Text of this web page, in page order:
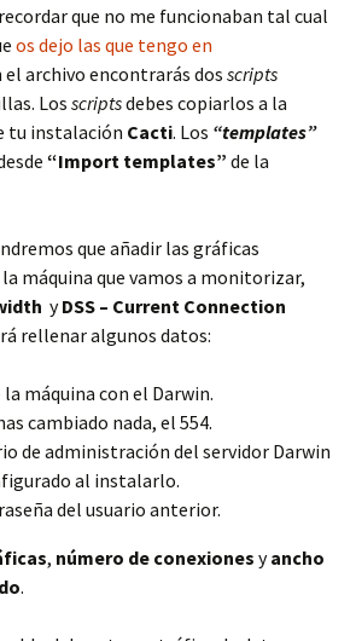
que no me funcionaban tal cual
os dejo las que tengo en
el archivo encontrarás dos scripts
Los scriptsdebes copiarlos a la
tu instalación Cacti. Los “templates”
“Import templates” de la
que añadir las gráficas
máquina que vamos a monitorizar,
yDSS – Current Connection
rellenar algunos datos:
la máquina con el Darwin.
cambiado nada, el 554.
de administración del servidor Darwin
al instalarlo.
del usuario anterior.
, número de conexiones yancho
.